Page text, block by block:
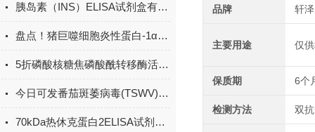
胰岛素（INS）ELISA试剂盒有哪些应用领域？
盘点！猪巨噬细胞炎性蛋白-1α(MIP-1α)elisa试剂盒应用详解
5折磷酸核糖焦磷酸酰转移酶活性检测试剂盒
今日可发番茄斑萎病毒(TSWV)ELISA试剂盒＠科研
70kDa热休克蛋白2ELISA试剂盒课题研究讨论操作法
品牌 轩
主要用途 仅
保质期 6个
检测方法 双